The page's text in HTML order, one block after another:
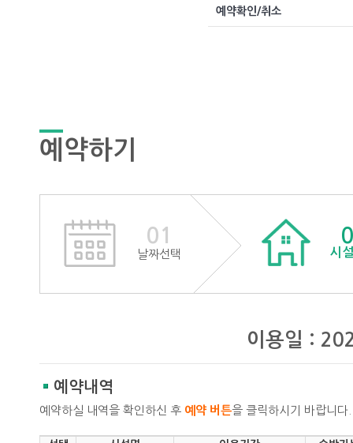
예약확인/취소
예약하기
01
날짜선택 시
이용일 :
예약내역
예약하실 내역을 확인하신 후 예약 버튼을 클릭하시기 바랍니다.